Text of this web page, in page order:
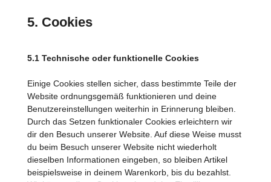
5. Cookies
5.1 Technische oder funktionelle Cookies
Einige Cookies stellen sicher, dass bestimmte Teile der
Website ordnungsgemäß funktionieren und deine
Benutzereinstellungen weiterhin in Erinnerung bleiben.
Durch das Setzen funktionaler Cookies erleichtern wir
dir den Besuch unserer Website. Auf diese Weise musst
du beim Besuch unserer Website nicht wiederholt
dieselben Informationen eingeben, so bleiben Artikel
beispielsweise in deinem Warenkorb, bis du bezahlst.